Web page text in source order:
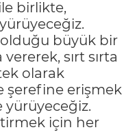
birlikte,
olduğu büyük bir
sırt sırta
olarak
şerefine erişmek
için her